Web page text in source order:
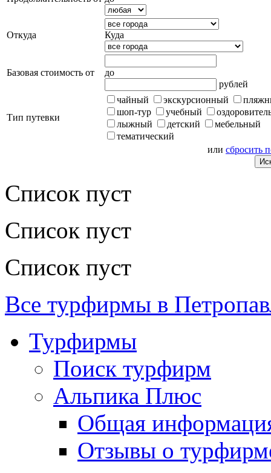
Откуда Куда
Базовая стоимость от
до
рублей
Тип путевки
чайный экскурсионный
шоп-тур
учебный
лыжный
детский
мебельный
тематический
или сбросить
Список пуст
Список пуст
Список пуст
Все турфирмы в
Турфирмы
Поиск турфирм
Альпика Плюс
Общая
Отзывы о